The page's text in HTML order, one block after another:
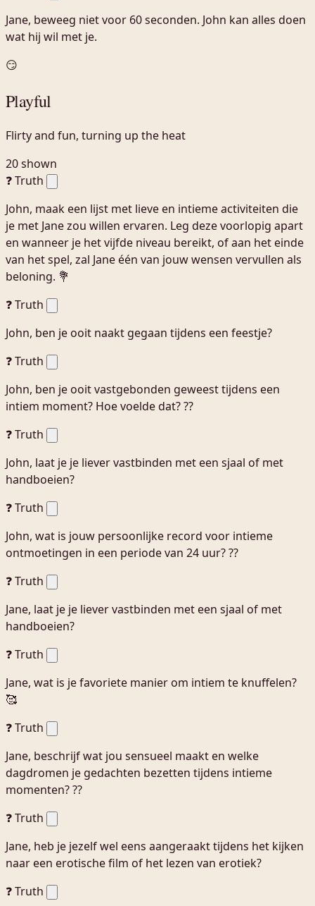
Jane, beweeg niet voor 60 seconden. John kan alles doen
wat hij wil met je.
😏
Playful
Flirty and fun, turning up the heat
20 shown
❓ Truth
John, maak een lijst met lieve en intieme activiteiten die
je met Jane zou willen ervaren. Leg deze voorlopig apart
en wanneer je het vijfde niveau bereikt, of aan het einde
van het spel, zal Jane één van jouw wensen vervullen als
beloning. 💐
❓ Truth
John, ben je ooit naakt gegaan tijdens een feestje?
❓ Truth
John, ben je ooit vastgebonden geweest tijdens een
intiem moment? Hoe voelde dat? ??
❓ Truth
John, laat je je liever vastbinden met een sjaal of met
handboeien?
❓ Truth
John, wat is jouw persoonlijke record voor intieme
ontmoetingen in een periode van 24 uur? ??
❓ Truth
Jane, laat je je liever vastbinden met een sjaal of met
handboeien?
❓ Truth
Jane, wat is je favoriete manier om intiem te knuffelen?
🥰
❓ Truth
Jane, beschrijf wat jou sensueel maakt en welke
dagdromen je gedachten bezetten tijdens intieme
momenten? ??
❓ Truth
Jane, heb je jezelf wel eens aangeraakt tijdens het kijken
naar een erotische film of het lezen van erotiek?
❓ Truth